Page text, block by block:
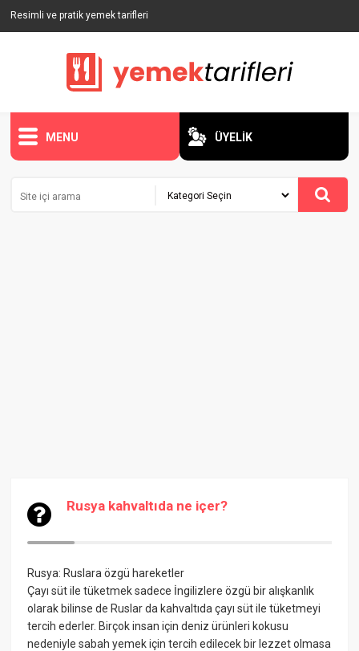
Resimli ve pratik yemek tarifleri
MENU ÜYELİK
Rusya kahvaltıda ne içer?
Rusya: Ruslara özgü hareketler
Çayı süt ile tüketmek sadece İngilizlere özgü bir alışkanlık
olarak bilinse de Ruslar da kahvaltıda çayı süt ile tüketmeyi
tercih ederler. Birçok insan için deniz ürünleri kokusu
nedeniyle sabah yemek için tercih edilecek bir lezzet olmasa